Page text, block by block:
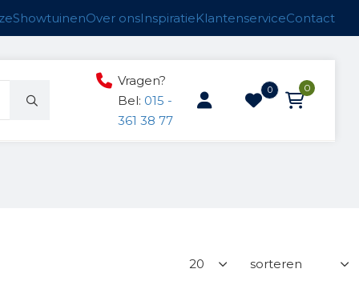
ShowtuinenOver onsInspiratieKlantenserviceContact
Vragen?
Bel: 015 -
361 38 77
0 0